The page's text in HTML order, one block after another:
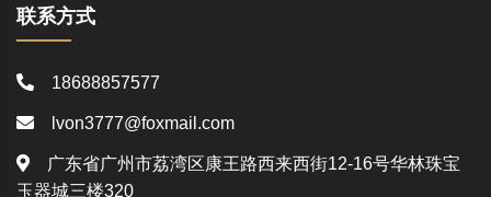
联系方式
18688857577
lvon3777@foxmail.com
广东省广州市荔湾区康王路西来西街12-16号华林珠宝
玉器城三楼320